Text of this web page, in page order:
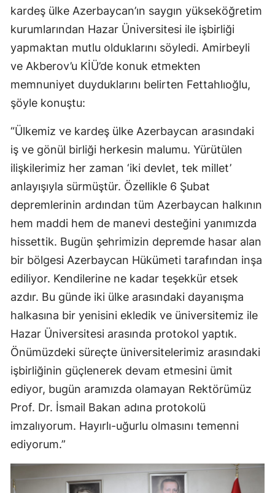
kardeş ülke Azerbaycan’ın saygın yükseköğretim
kurumlarından Hazar Üniversitesi ile işbirliği
yapmaktan mutlu olduklarını söyledi. Amirbeyli
ve Akberov’u KİÜ’de konuk etmekten
memnuniyet duyduklarını belirten Fettahlıoğlu,
şöyle konuştu:
“Ülkemiz ve kardeş ülke Azerbaycan arasındaki
iş ve gönül birliği herkesin malumu. Yürütülen
ilişkilerimiz her zaman ‘iki devlet, tek millet’
anlayışıyla sürmüştür. Özellikle 6 Şubat
depremlerinin ardından tüm Azerbaycan halkının
hem maddi hem de manevi desteğini yanımızda
hissettik. Bugün şehrimizin depremde hasar alan
bir bölgesi Azerbaycan Hükümeti tarafından inşa
ediliyor. Kendilerine ne kadar teşekkür etsek
azdır. Bu günde iki ülke arasındaki dayanışma
halkasına bir yenisini ekledik ve üniversitemiz ile
Hazar Üniversitesi arasında protokol yaptık.
Önümüzdeki süreçte üniversitelerimiz arasındaki
işbirliğinin güçlenerek devam etmesini ümit
ediyor, bugün aramızda olamayan Rektörümüz
Prof. Dr. İsmail Bakan adına protokolü
imzalıyorum. Hayırlı-uğurlu olmasını temenni
ediyorum.”